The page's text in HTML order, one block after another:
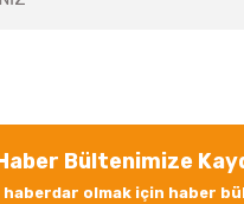
için teşekkür ederiz.
bozuk veya
Bültenimize
haberdar olmak için haber